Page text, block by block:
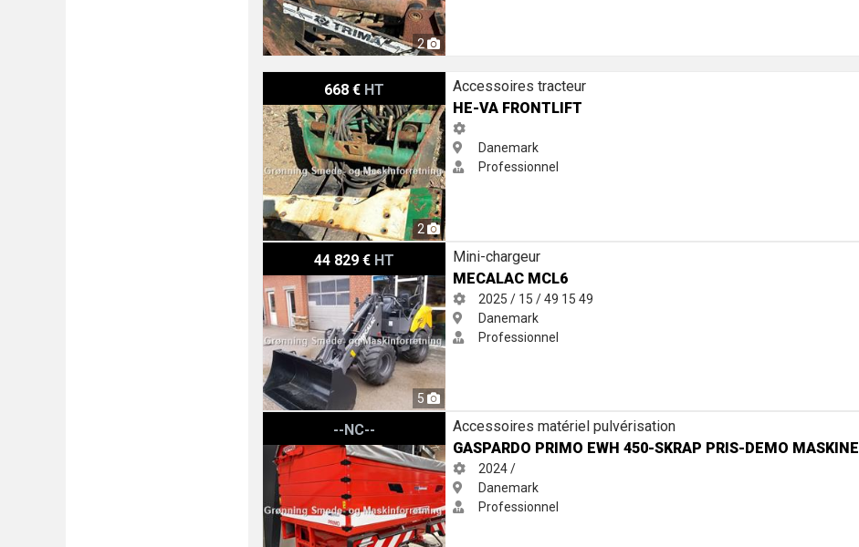
2
668 € HT
2
He-Va frontlift
Accessoires tracteur
HE-VA FRONTLIFT
Danemark
Professionnel
44 829 € HT
5
Mecalac MCL6
Mini-chargeur
MECALAC MCL6
2025 / 15 / 49 1549
Danemark
Professionnel
--NC--
Gaspardo Primo EWH 450-SKRAP PRIS-DEMO MASKINE
Accessoires matériel pulvérisation
GASPARDO PRIMO EWH 450-SKRAP PRIS-DEMO MASKINE
2024 /
Danemark
Professionnel